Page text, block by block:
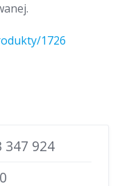
1726
347 924